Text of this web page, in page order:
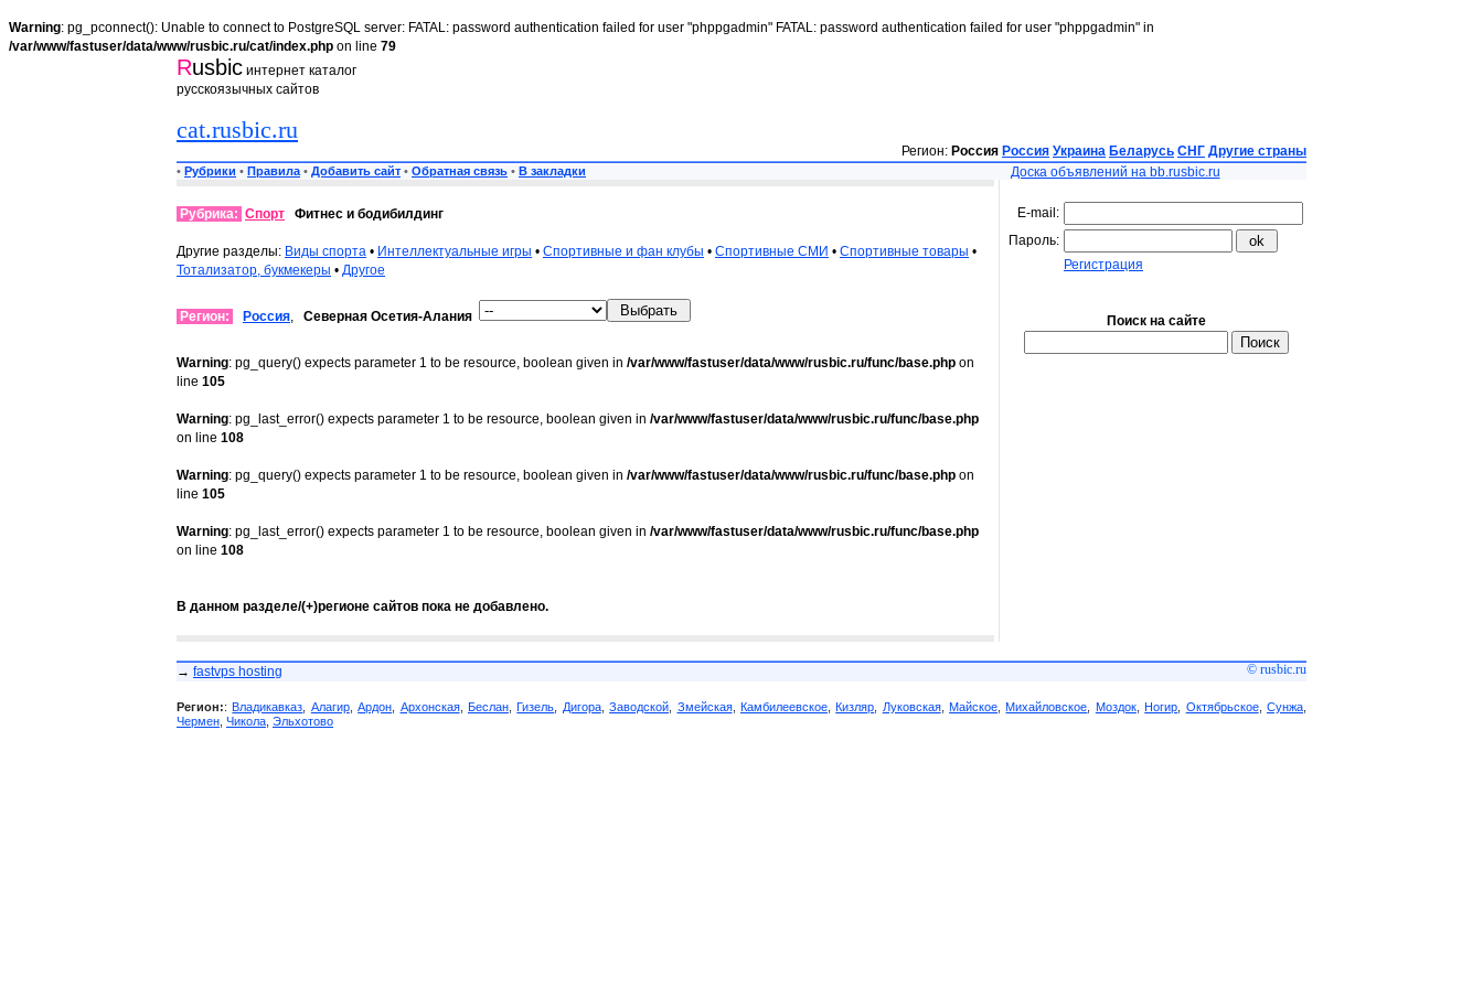
Warning: pg_pconnect(): Unable to connect to PostgreSQL server: FATAL: password authentication failed for user "phppgadmin" FATAL: password authentication failed for user "phppgadmin" in
/var/www/fastuser/data/www/rusbic.ru/cat/index.php on line 79
Rusbic интернет каталог
русскоязычных сайтов
cat.rusbic.ru
Регион: Россия Россия Украина Беларусь СНГ Другие страны
• Рубрики • Правила • Добавить сайт • Обратная связь • В закладки Доска объявлений на bb.rusbic.ru
Рубрика: Спорт Фитнес и бодибилдинг
Другие разделы: Виды спорта • Интеллектуальные игры • Спортивные и фан клубы • Спортивные СМИ • Спортивные товары •
Тотализатор, букмекеры • Другое
Регион: Россия, Северная Осетия-Алания
Warning: pg_query() expects parameter 1 to be resource, boolean given in /var/www/fastuser/data/www/rusbic.ru/func/base.php on
line 105
Warning: pg_last_error() expects parameter 1 to be resource, boolean given in /var/www/fastuser/data/www/rusbic.ru/func/base.php
on line 108
Warning: pg_query() expects parameter 1 to be resource, boolean given in /var/www/fastuser/data/www/rusbic.ru/func/base.php on
line 105
Warning: pg_last_error() expects parameter 1 to be resource, boolean given in /var/www/fastuser/data/www/rusbic.ru/func/base.php
on line 108
В данном разделе/(+)регионе сайтов пока не добавлено.
E-mail:
Пароль:
Регистрация
Поиск на сайте
→ fastvps hosting © rusbic.ru
Регион::Владикавказ Алагир,Ардон Архонская, Беслан,Гизель Дигора,Заводской Змейская, Камбилеевское,Кизляр Луковская,Майское ,Михайловское Моздок,Ногир Октябрьское,Сунжа
Чермен Чикола Эльхотово